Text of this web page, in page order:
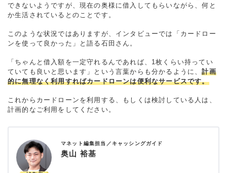
できないようですが、現在の奥様に借入してもらいながら、何と
か生活されているとのことです。
このような状況ではありますが、インタビューでは「カードロー
ンを使って良かった」と語る石田さん。
「ちゃんと借入額を一定守れるんであれば、1枚くらい持ってい
ていても良いと思います」という言葉からも分かるように、計画
的に無理なく利用すればカードローンは便利なサービスです。
これからカードローンを利用する、もしくは検討している人は、
計画的なご利用をしてください。
マネット編集担当／キャッシングガイド
奥山 裕基